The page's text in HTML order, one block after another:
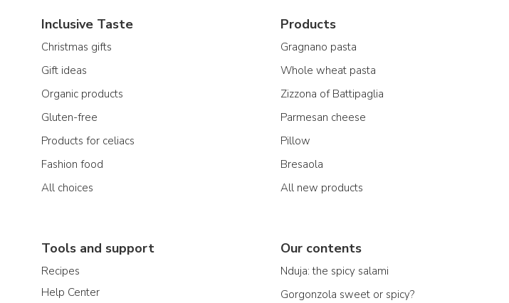
Inclusive Taste
Christmas gifts
Gift ideas
Organic products
Gluten-free
Products for celiacs
Fashion food
All choices
Products
Gragnano pasta
Whole wheat pasta
Zizzona of Battipaglia
Parmesan cheese
Pillow
Bresaola
All new products
Tools and support
Recipes
Help Center
Our contents
Nduja: the spicy salami
Gorgonzola sweet or spicy?